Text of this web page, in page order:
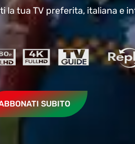
la tua TV preferita, italiana e
SUBITO